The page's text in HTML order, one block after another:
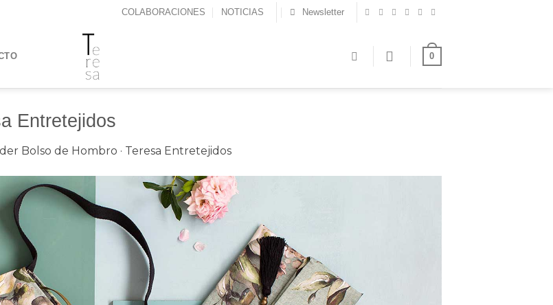
COLABORACIONES NOTICIAS Newsletter
0
Entretejidos
Bolso de Hombro · Teresa Entretejidos